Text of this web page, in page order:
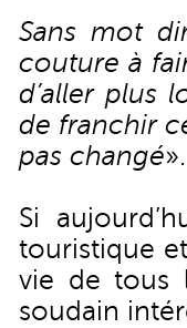
Sans mot
couture à
d’aller plus
de franchir
pas changé».
Si
touristique
vie de tous
soudain